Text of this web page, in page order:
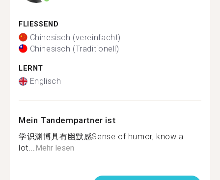
FLIESSEND
Chinesisch (vereinfacht)
Chinesisch (Traditionell)
LERNT
Englisch
Mein Tandempartner ist
学识渊博具有幽默感Sense of humor, know a
lot...Mehr lesen